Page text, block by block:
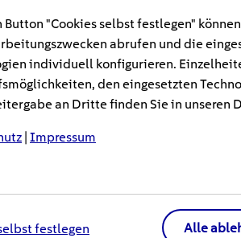
Energiepreise machen
Neben dem
Wir zeigen Ihnen die
der jeweiligen Heizungsart auf.
Button "Cookies selbst festlegen"
abrufen und die
individuell konfigurieren.
den eingesetzten
an Dritte finden Sie in unseren
| Impressum
festlegen Alle